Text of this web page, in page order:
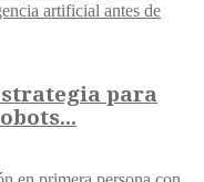
para